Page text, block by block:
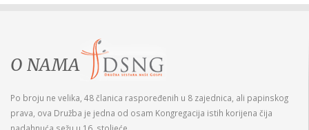
O NAMA
Po broju ne velika, 48 članica raspoređenih u 8 zajednica, ali papinskog
prava, ova Družba je jedna od osam Kongregacija istih korijena čija